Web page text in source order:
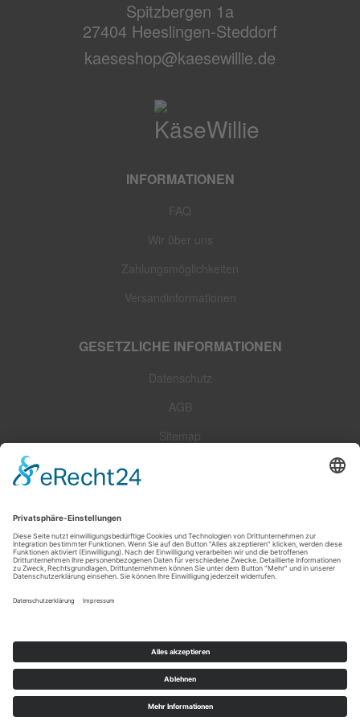
Spitzbergen 1a
27404 Heeslingen-Steddorf
kaeseshop@kaesewillie.de
INFORMATIONEN
FAQ
Wir über uns
Zahlungsmöglichkeiten
Versandinformationen
GESETZLICHE INFORMATIONEN
Datenschutz
AGB
Sitemap
Zahlungsarten